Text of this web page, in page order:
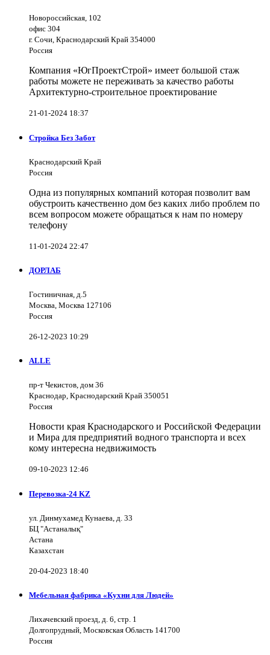
Новороссийская, 102
офис 304
г. Сочи, Краснодарский Край 354000
Россия
Компания «ЮгПроектСтрой» имеет большой стаж
работы можете не переживать за качество работы
Архитектурно-строительное проектирование
21-01-2024 18:37
Стройка Без Забот
Краснодарский Край
Россия
Одна из популярных компаний которая позволит вам
обустроить качественно дом без каких либо проблем по
всем вопросом можете обращаться к нам по номеру
телефону
11-01-2024 22:47
ДОРЛАБ
Гостиничная, д.5
Москва, Москва 127106
Россия
26-12-2023 10:29
ALLE
пр-т Чекистов, дом 36
Краснодар, Краснодарский Край 350051
Россия
Новости края Краснодарского и Российской Федерации
и Мира для предприятий водного транспорта и всех
кому интересна недвижимость
09-10-2023 12:46
Перевозка-24 KZ
ул. Динмухамед Кунаева, д. 33
БЦ "Астаналық"
Астана
Казахстан
20-04-2023 18:40
Мебельная фабрика «Кухни для Людей»
Лихачевский проезд, д. 6, стр. 1
Долгопрудный, Московская Область 141700
Россия